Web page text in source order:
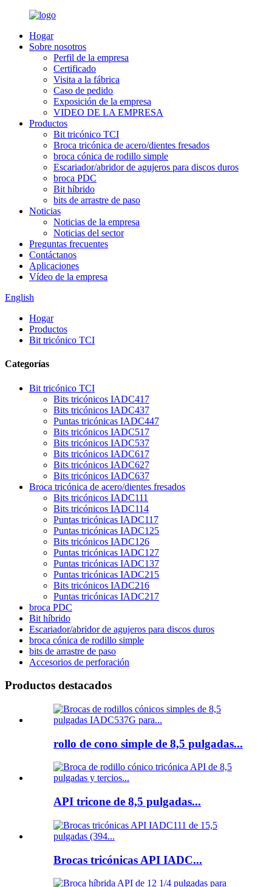
Hogar
Sobre nosotros
Perfil de la empresa
Certificado
Visita a la fábrica
Caso de pedido
Exposición de la empresa
VIDEO DE LA EMPRESA
Productos
Bit tricónico TCI
Broca tricónica de acero/dientes fresados
broca cónica de rodillo simple
Escariador/abridor de agujeros para discos duros
broca PDC
Bit híbrido
bits de arrastre de paso
Noticias
Noticias de la empresa
Noticias del sector
Preguntas frecuentes
Contáctanos
Aplicaciones
Vídeo de la empresa
English
Hogar
Productos
Bit tricónico TCI
Categorías
Bit tricónico TCI
Bits tricónicos IADC417
Bits tricónicos IADC437
Puntas tricónicas IADC447
Bits tricónicos IADC517
Bits tricónicos IADC537
Bits tricónicos IADC617
Bits tricónicos IADC627
Bits tricónicos IADC637
Broca tricónica de acero/dientes fresados
Bits tricónicos IADC111
Bits tricónicos IADC114
Puntas tricónicas IADC117
Puntas tricónicas IADC125
Bits tricónicos IADC126
Puntas tricónicas IADC127
Puntas tricónicas IADC137
Puntas tricónicas IADC215
Bits tricónicos IADC216
Puntas tricónicas IADC217
broca PDC
Bit híbrido
Escariador/abridor de agujeros para discos duros
broca cónica de rodillo simple
bits de arrastre de paso
Accesorios de perforación
Productos destacados
rollo de cono simple de 8,5 pulgadas...
API tricone de 8,5 pulgadas...
Brocas tricónicas API IADC...